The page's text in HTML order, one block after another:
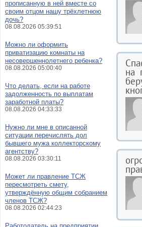
на
прописанную в ней вместе со
своим отцом нашу трёхлетнюю
дочь?
08.08.2026 05:39:51
Можно ли оформить
приватизацию комнаты на
несовершеннолетнего ребенка?
08.08.2026 05:00:40
Что делать, если на работе
задолженность по выплатам
заработной платы?
08.08.2026 04:33:33
Нужно ли мне в описанной
ситуации перечислять дол
бывшего мужа коллекторскому
агентству?
08.08.2026 03:30:11
Может ли правление ТСЖ
пересмотреть смету,
утверждённую общим собранием
членов ТСЖ?
08.08.2026 02:44:23